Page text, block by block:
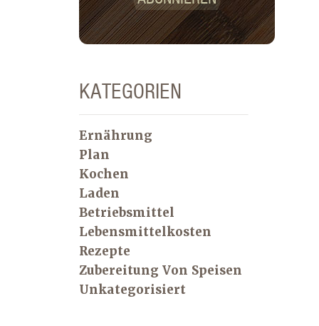
KATEGORIEN
Ernährung
Plan
Kochen
Laden
Betriebsmittel
Lebensmittelkosten
Rezepte
Zubereitung Von Speisen
Unkategorisiert